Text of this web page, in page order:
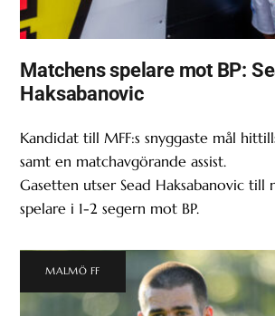
Matchens spelare mot BP:
Haksabanovic
Kandidat till MFF:s snyggaste mål
samt en matchavgörande assist.
Gasetten utser Sead Haksabanovic till
spelare i 1-2 segern mot BP.
MALMÖ FF